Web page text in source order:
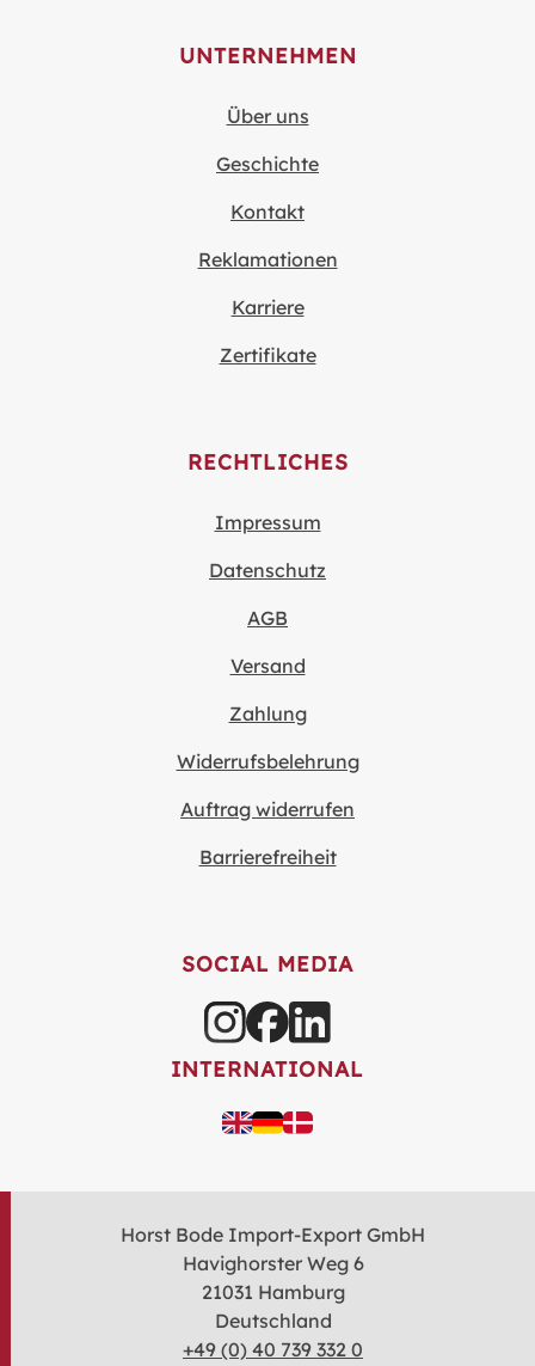
UNTERNEHMEN
Über uns
Geschichte
Kontakt
Reklamationen
Karriere
Zertifikate
RECHTLICHES
Impressum
Datenschutz
AGB
Versand
Zahlung
Widerrufsbelehrung
Auftrag widerrufen
Barrierefreiheit
SOCIAL MEDIA
INTERNATIONAL
Horst Bode Import-Export GmbH
Havighorster Weg 6
21031 Hamburg
Deutschland
+49 (0) 40 739 332 0